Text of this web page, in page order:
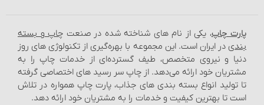
پارت چاپ، یکی از نام‌ های شناخته شده در صنعتچاپ و بسته‌
بندیدر ایران است. این مجموعه با بهره‌گیری از تکنولوژی‌ های روز
دنیا و نیروی متخصص، طیف گسترده‌ای از خدمات چاپ را به
مشتریان خود ارائه می‌دهد. از چاپ سر رسید های اختصاصی گرفته
تا تولید انواع بسته‌ بندی‌ های جذاب، پارت چاپ همواره در تلاش
است تا بهترین کیفیت و خدمات را به مشتریان خود ارائه دهد.